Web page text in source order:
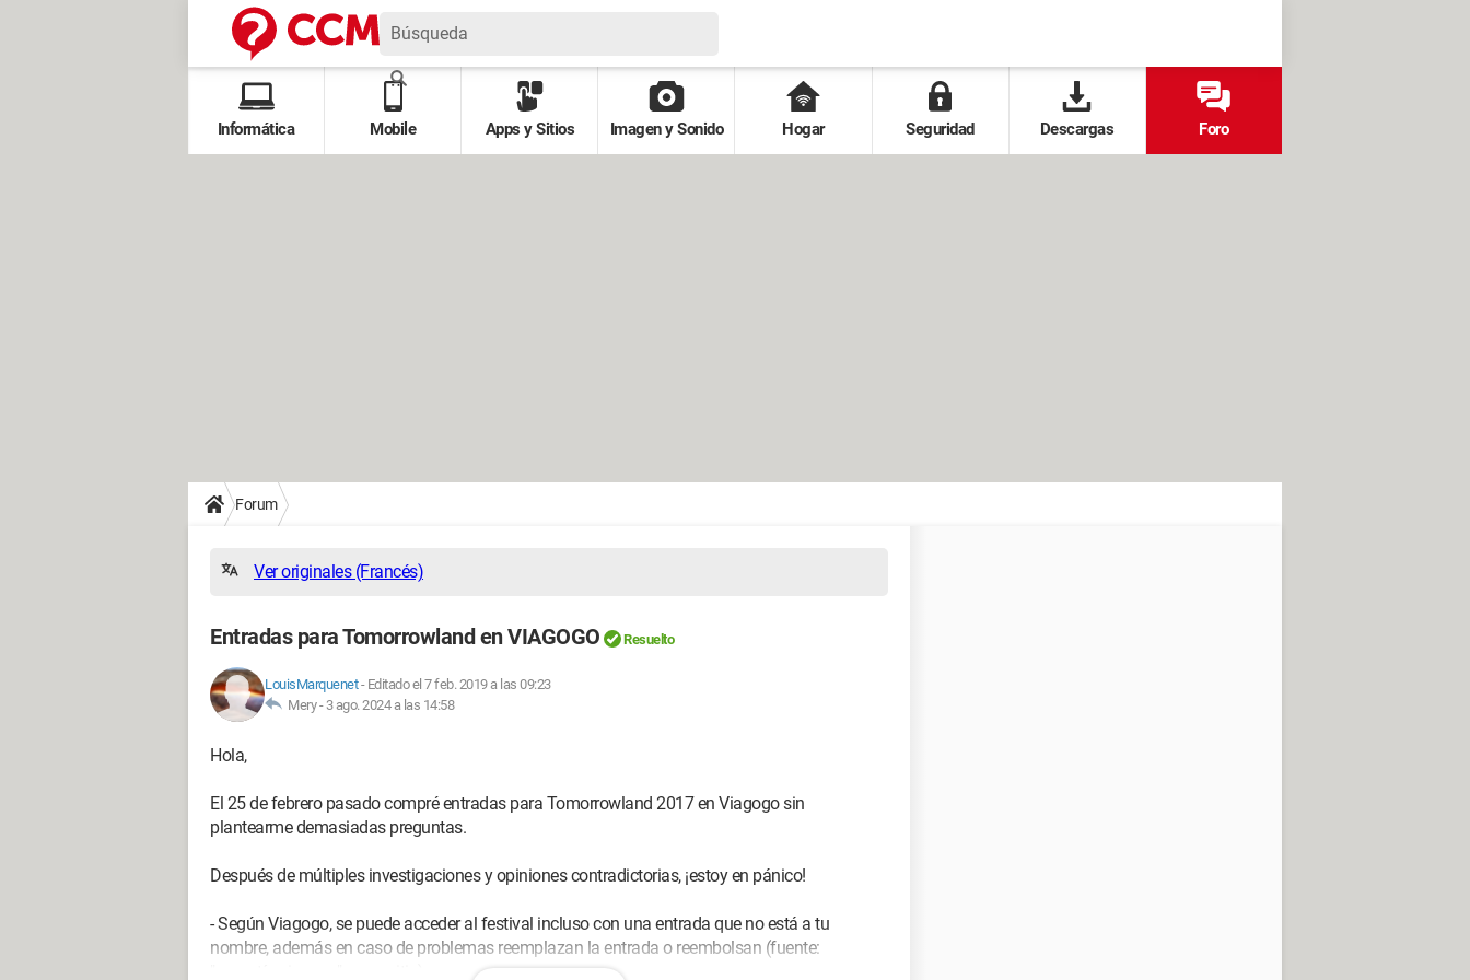
Informática Mobile Apps y Sitios Imagen y Sonido Hogar Seguridad Descargas Foro
Forum
Ver originales (Francés)
Entradas para Tomorrowland en VIAGOGO Resuelto
LouisMarquenet- Editado el 7 feb. 2019 a las 09:23
Mery - 3 ago. 2024 a las 14:58
Hola,
El 25 de febrero pasado compré entradas para Tomorrowland 2017 en Viagogo sin
plantearme demasiadas preguntas.
Después de múltiples investigaciones y opiniones contradictorias, ¡estoy en pánico!
- Según Viagogo, se puede acceder al festival incluso con una entrada que no está a tu
nombre, además en caso de problemas reemplazan la entrada o reembolsan (fuente: